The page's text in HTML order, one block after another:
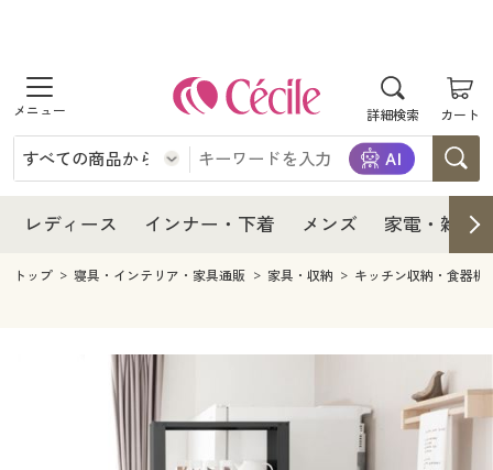
詳細検索 カート
商品を探す
レディース
レディースファッション
インナー・下着
インナー・下着通販すべて
ジュニア・ティーンズ下着
メンズ
メンズファッション
家電・雑貨すべて
寝具・インテリア・家具
寝具・インテリア・家具通販すべて
レディース インナー・下着 メンズ 家電・雑貨
レディース
レディース通販すべて
レディースファッション
インナー・下着
インナー・下着通販すべて
ジュニア・ティーンズ下着
メンズ
キッチン・雑貨・日用品
寝具・インテリア・家具通販すべて
美容・健康
美容・健康通販すべて
制服・スクール
トップ 寝具・インテリア・家具通販 家具・収納 キッチン収納・食器棚